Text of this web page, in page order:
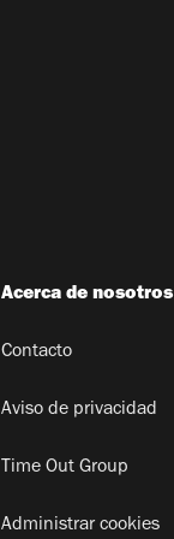
Acerca de nosotros
Contacto
Aviso de privacidad
Time Out Group
Administrar cookies